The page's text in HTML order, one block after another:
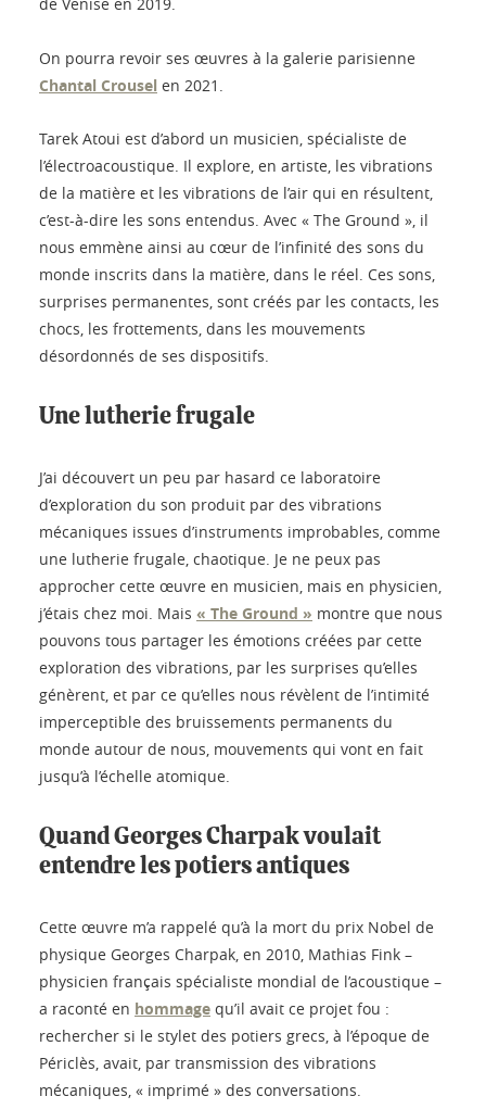
de Venise en 2019.
On pourra revoir ses œuvres à la galerie parisienne
Chantal Crousel en 2021.
Tarek Atoui est d’abord un musicien, spécialiste de
l’électroacoustique. Il explore, en artiste, les vibrations
de la matière et les vibrations de l’air qui en résultent,
c’est-à-dire les sons entendus. Avec « The Ground », il
nous emmène ainsi au cœur de l’infinité des sons du
monde inscrits dans la matière, dans le réel. Ces sons,
surprises permanentes, sont créés par les contacts, les
chocs, les frottements, dans les mouvements
désordonnés de ses dispositifs.
Une lutherie frugale
J’ai découvert un peu par hasard ce laboratoire
d’exploration du son produit par des vibrations
mécaniques issues d’instruments improbables, comme
une lutherie frugale, chaotique. Je ne peux pas
approcher cette œuvre en musicien, mais en physicien,
j’étais chez moi. Mais « The Ground » montre que nous
pouvons tous partager les émotions créées par cette
exploration des vibrations, par les surprises qu’elles
génèrent, et par ce qu’elles nous révèlent de l’intimité
imperceptible des bruissements permanents du
monde autour de nous, mouvements qui vont en fait
jusqu’à l’échelle atomique.
Quand Georges Charpak voulait
entendre les potiers antiques
Cette œuvre m’a rappelé qu’à la mort du prix Nobel de
physique Georges Charpak, en 2010, Mathias Fink –
physicien français spécialiste mondial de l’acoustique –
a raconté en hommage qu’il avait ce projet fou :
rechercher si le stylet des potiers grecs, à l’époque de
Périclès, avait, par transmission des vibrations
mécaniques, « imprimé » des conversations.